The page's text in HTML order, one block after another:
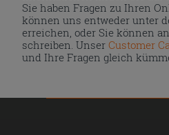
Sie haben Fragen zu Ihren
können uns entweder unter
erreichen, oder Sie können
schreiben. UnserCustomer
und Ihre Fragen gleich